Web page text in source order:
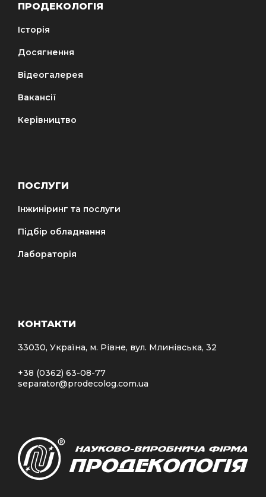
ПРОДЕКОЛОГІЯ
Історія
Досягнення
Відеогалерея
Вакансії
Керівництво
ПОСЛУГИ
Інжиніринг та послуги
Підбір обладнання
Лабораторія
КОНТАКТИ
33030, Україна, м. Рівне, вул. Млинівська, 32
+38 (0362) 63-08-77
separator@prodecolog.com.ua